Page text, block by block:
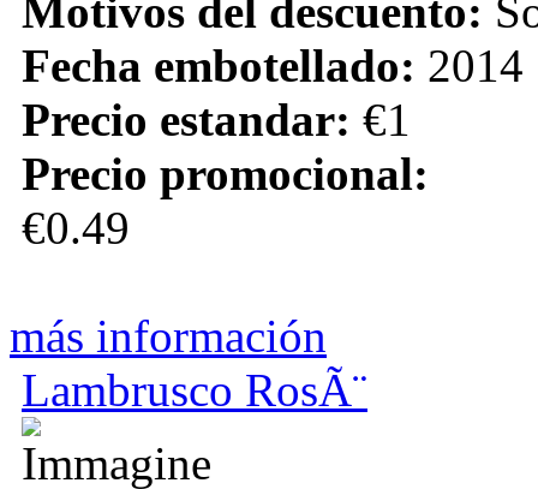
Motivos del descuento:
Fecha embotellado: 2014
Precio estandar: €1
Precio promocional:
€0.49
más información
Lambrusco RosÃ¨